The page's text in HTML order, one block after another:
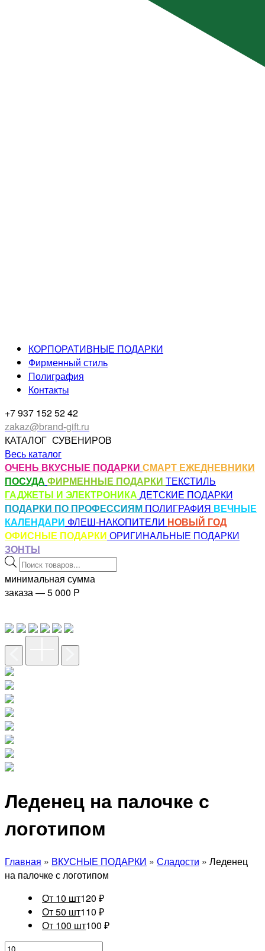
КОРПОРАТИВНЫЕ ПОДАРКИ
Фирменный стиль
Полиграфия
Контакты
+7 937 152 52 42
zakaz@brand-gift.ru
КАТАЛОГ СУВЕНИРОВ
Весь каталог
ОЧЕНЬ ВКУСНЫЕ ПОДАРКИ СМАРТ ЕЖЕДНЕВНИКИ
ПОСУДА ФИРМЕННЫЕ ПОДАРКИ ТЕКСТИЛЬ
ГАДЖЕТЫ И ЭЛЕКТРОНИКА ДЕТСКИЕ ПОДАРКИ
ПОДАРКИ ПО ПРОФЕССИЯМ ПОЛИГРАФИЯ ВЕЧНЫЕ
КАЛЕНДАРИ ФЛЕШ-НАКОПИТЕЛИ НОВЫЙ ГОД
ОФИСНЫЕ ПОДАРКИ ОРИГИНАЛЬНЫЕ ПОДАРКИ
ЗОНТЫ
Поиск
товаров
минимальная сумма
заказа — 5 000 P
Леденец на палочке с
логотипом
Главная » ВКУСНЫЕ ПОДАРКИ » Сладости » Леденец
на палочке с логотипом
От 10 шт120 ₽
От 50 шт110 ₽
От 100 шт100 ₽